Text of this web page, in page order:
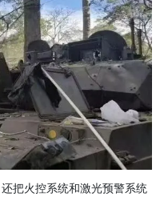
把火控系统和激光预警系统